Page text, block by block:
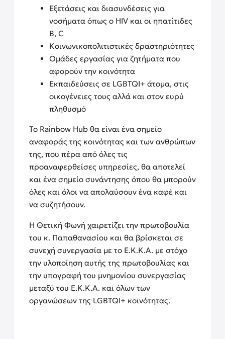
Εξετάσεις και διασυνδέσεις για
νοσήματα όπως ο HIV και οι ηπατίτιδες
B, C
Κοινωνικοπολιτιστικές δραστηριότητες
Ομάδες εργασίας για ζητήματα που
αφορούν την κοινότητα
Εκπαιδεύσεις σε LGBTQI+ άτομα, στις
οικογένειες τους αλλά και στον ευρύ
πληθυσμό
Το Rainbow Hub θα είναι ένα σημείο
αναφοράς της κοινότητας και των ανθρώπων
της, που πέρα από όλες τις
προαναφερθείσες υπηρεσίες, θα αποτελεί
και ένα σημείο συνάντησης όπου θα μπορούν
όλες και όλοι να απολαύσουν ένα καφέ και
να συζητήσουν.
Η Θετική Φωνή χαιρετίζει την πρωτοβουλία
του κ. Παπαθανασίου και θα βρίσκεται σε
συνεχή συνεργασία με το Ε.Κ.Κ.Α. με στόχο
την υλοποίηση αυτής της πρωτοβουλίας και
την υπογραφή του μνημονίου συνεργασίας
μεταξύ του Ε.Κ.Κ.Α. και όλων των
οργανώσεων της LGBTQΙ+ κοινότητας.